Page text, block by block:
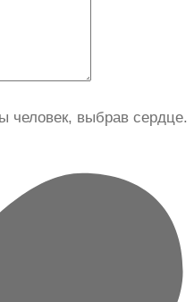
человек, выбрав сердце.